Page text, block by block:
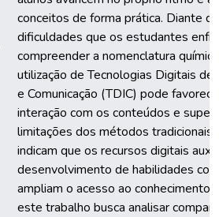
conceitos de forma prática. Diante
dificuldades que os estudantes
compreender a nomenclatura
utilização de Tecnologias Digitais de
e Comunicação (TDIC) pode
interação com os conteúdos e
limitações dos métodos
indicam que os recursos digitais
desenvolvimento de habilidades
ampliam o acesso ao conhecimento.
este trabalho busca analisar